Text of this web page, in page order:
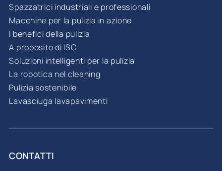
Spazzatrici industriali e professionali
Macchine per la pulizia in azione
I benefici della pulizia
A proposito di ISC
Soluzioni intelligenti per la pulizia
La robotica nel cleaning
Pulizia sostenibile
Lavasciuga lavapavimenti
CONTATTI